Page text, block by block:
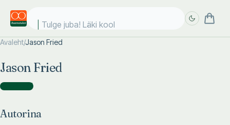
Tulge juba! Läki kooli
Avaleht/Jason Fried
Jason Fried
Autorina )
Autorina